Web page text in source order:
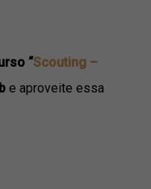
“Scouting –
e aproveite essa